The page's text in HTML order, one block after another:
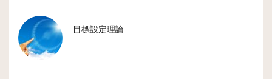
古典理論、近代理論、現代理論に分けて13の理論を紹介していま
す。このように遊びは多くの研究者の知的好奇心を刺激する興味
深いテーマでもあります。
機械や工作の世界にも遊びの概念は採り入れられています。たと
えば、クルマのハンドルに見られる「遊び」は、操作のゆとりで
す。この遊びがない場合は、ドライバーのほんの僅かなハンドル
操作でクルマが蛇行してしまいます。ブレーキペダルもしかりで
す。また、鉄道のレールのつなぎ目にも、気温によるレールの伸
人の活動にも同様に遊びが必要です。特に人の場合には、「遊
ぶ」という動詞形に見られるように、自らが面白いと感じて取り
組むことで、ゆとりや充足感を得ることが可能になります。自ら
仕事そのものに面白さを見つけ出すこと、あるいは仕事の進め方
目標設定理論